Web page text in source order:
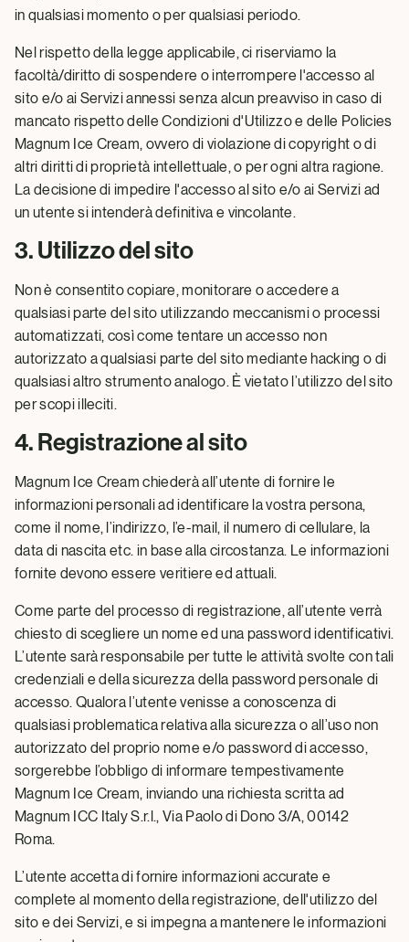
in qualsiasi momento o per qualsiasi periodo.
Nel rispetto della legge applicabile, ci riserviamo la
facoltà/diritto di sospendere o interrompere l'accesso al
sito e/o ai Servizi annessi senza alcun preavviso in caso di
mancato rispetto delle Condizioni d'Utilizzo e delle Policies
Magnum Ice Cream, ovvero di violazione di copyright o di
altri diritti di proprietà intellettuale, o per ogni altra ragione.
La decisione di impedire l'accesso al sito e/o ai Servizi ad
un utente si intenderà definitiva e vincolante.
3. Utilizzo del sito
Non è consentito copiare, monitorare o accedere a
qualsiasi parte del sito utilizzando meccanismi o processi
automatizzati, così come tentare un accesso non
autorizzato a qualsiasi parte del sito mediante hacking o di
qualsiasi altro strumento analogo. È vietato l’utilizzo del sito
per scopi illeciti.
4. Registrazione al sito
Magnum Ice Cream chiederà all’utente di fornire le
informazioni personali ad identificare la vostra persona,
come il nome, l’indirizzo, l’e-mail, il numero di cellulare, la
data di nascita etc. in base alla circostanza. Le informazioni
fornite devono essere veritiere ed attuali.
Come parte del processo di registrazione, all’utente verrà
chiesto di scegliere un nome ed una password identificativi.
L’utente sarà responsabile per tutte le attività svolte con tali
credenziali e della sicurezza della password personale di
accesso. Qualora l’utente venisse a conoscenza di
qualsiasi problematica relativa alla sicurezza o all’uso non
autorizzato del proprio nome e/o password di accesso,
sorgerebbe l’obbligo di informare tempestivamente
Magnum Ice Cream, inviando una richiesta scritta ad
Magnum ICC Italy S.r.l., Via Paolo di Dono 3/A, 00142
Roma.
L’utente accetta di fornire informazioni accurate e
complete al momento della registrazione, dell'utilizzo del
sito e dei Servizi, e si impegna a mantenere le informazioni